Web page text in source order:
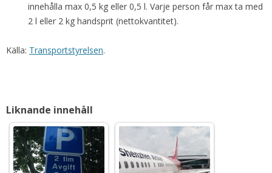
innehålla max 0,5 kg eller 0,5 l. Varje person får max ta med
2 l eller 2 kg handsprit (nettokvantitet).
Källa: Transportstyrelsen.
Liknande innehåll